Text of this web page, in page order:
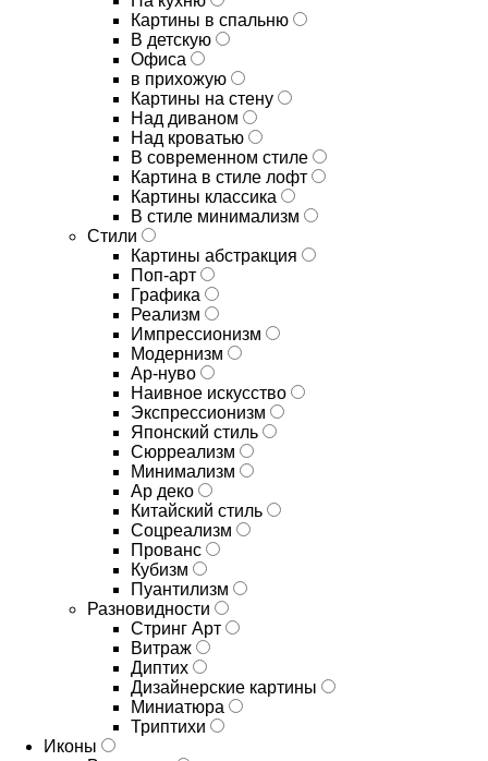
Картины в спальню
В детскую
Офиса
в прихожую
Картины на стену
Над диваном
Над кроватью
В современном стиле
Картина в стиле лофт
Картины классика
В стиле минимализм
Стили
Картины абстракция
Поп-арт
Графика
Реализм
Импрессионизм
Модернизм
Ар-нуво
Наивное искусство
Экспрессионизм
Японский стиль
Сюрреализм
Минимализм
Ар деко
Китайский стиль
Соцреализм
Прованс
Кубизм
Пуантилизм
Разновидности
Стринг Арт
Витраж
Диптих
Дизайнерские картины
Миниатюра
Триптихи
Иконы